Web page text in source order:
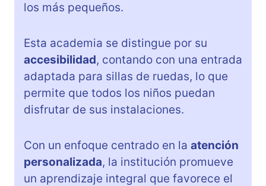
los más pequeños.
Esta academia se distingue por su
accesibilidad, contando con una entrada
adaptada para sillas de ruedas, lo que
permite que todos los niños puedan
disfrutar de sus instalaciones.
Con un enfoque centrado en la atención
personalizada, la institución promueve
un aprendizaje integral que favorece el